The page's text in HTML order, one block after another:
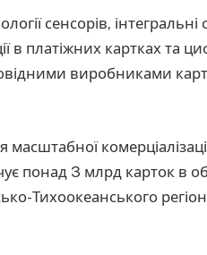
сенсорів, інтегральні
в платіжних картках та
виробниками
понад 3 млрд карток в
Тихоокеанського